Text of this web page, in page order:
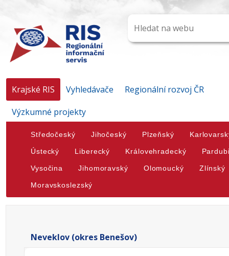
Krajské RIS Vyhledávače
Regionální rozvoj ČR
Výzkumné projekty
Středočeský Jihočeský Plzeňský
Ústecký Liberecký Královehradecký
Vysočina Jihomoravský Olomoucký Zlínský
Moravskoslezský
Neveklov (okres Benešov)